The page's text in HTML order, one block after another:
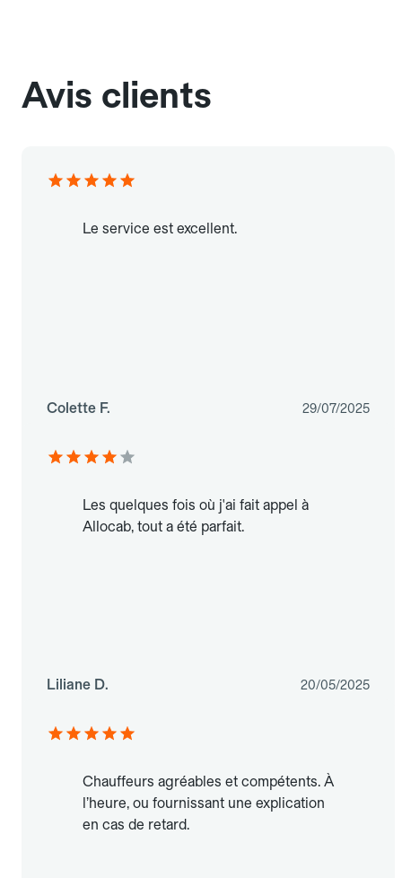
Avis clients
Le service est excellent.
Colette F. 29/07/2025
Les quelques fois où j'ai fait appel à
Allocab, tout a été parfait.
Liliane D. 20/05/2025
Chauffeurs agréables et compétents. À
l’heure, ou fournissant une explication
en cas de retard.